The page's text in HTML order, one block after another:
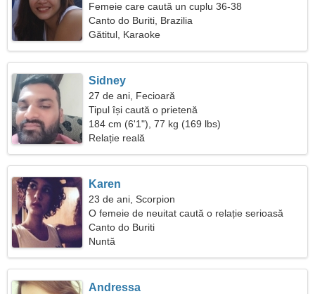
Femeie care caută un cuplu 36-38
Canto do Buriti, Brazilia
Gătitul, Karaoke
Sidney
27 de ani, Fecioară
Tipul își caută o prietenă
184 cm (6'1"), 77 kg (169 lbs)
Relație reală
Karen
23 de ani, Scorpion
O femeie de neuitat caută o relație serioasă
Canto do Buriti
Nuntă
Andressa